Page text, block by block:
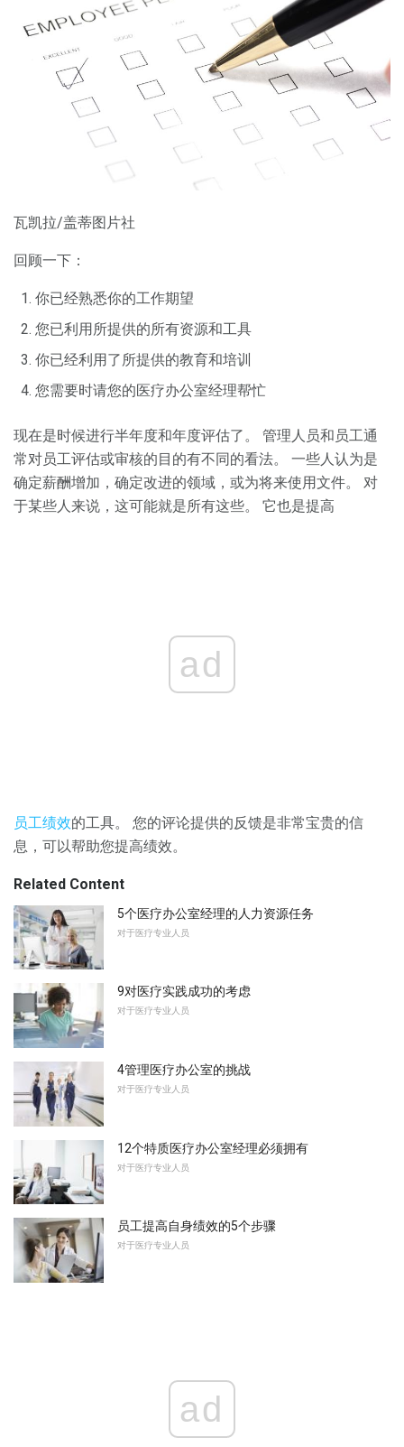
瓦凯拉/盖蒂图片社
回顾一下：
你已经熟悉你的工作期望
您已利用所提供的所有资源和工具
你已经利用了所提供的教育和培训
您需要时请您的医疗办公室经理帮忙
现在是时候进行半年度和年度评估了。 管理人员和员工通
常对员工评估或审核的目的有不同的看法。 一些人认为是
确定薪酬增加，确定改进的领域，或为将来使用文件。 对
于某些人来说，这可能就是所有这些。 它也是提高
ad
员工绩效的工具。 您的评论提供的反馈是非常宝贵的信
息，可以帮助您提高绩效。
Related Content
5个医疗办公室经理的人力资源任务
对于医疗专业人员
9对医疗实践成功的考虑
对于医疗专业人员
4管理医疗办公室的挑战
对于医疗专业人员
12个特质医疗办公室经理必须拥有
对于医疗专业人员
员工提高自身绩效的5个步骤
对于医疗专业人员
ad